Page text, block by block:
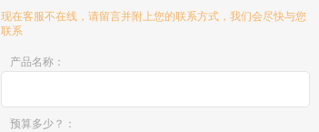
XW10 高端妇产5D彩色超声诊断系统
XW80A 5D彩色多普勒超声系统
现在客服不在线，请留言并附上您的联系方式，我们会尽快与您
联系
产品名称 ：
预算多少？ ：